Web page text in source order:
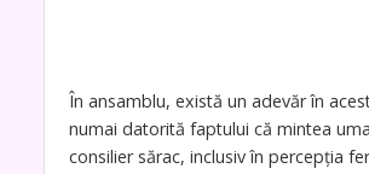
În ansamblu, există un adevăr în
numai datorită faptului că mintea
consilier sărac, inclusiv în percepția